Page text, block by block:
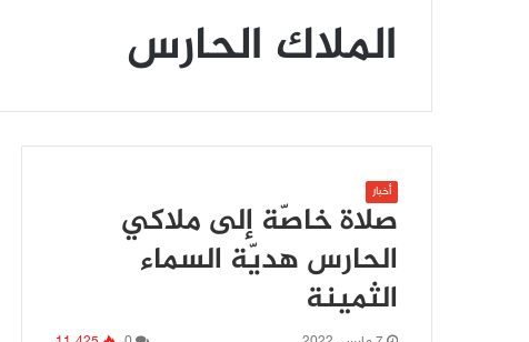
الملاك الحارس
أخبار
صلاة خاصّة إلى ملاكي
الحارس هديّة السماء
الثمينة